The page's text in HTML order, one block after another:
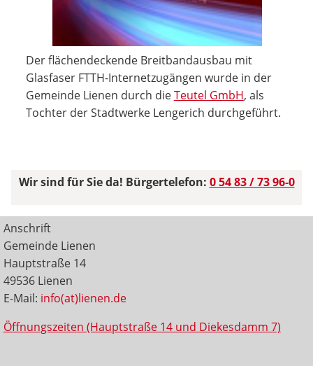
Der flächendeckende Breitbandausbau mit
Glasfaser FTTH-Internetzugängen wurde in der
Gemeinde Lienen durch dieTeutel GmbH, als
Tochter der Stadtwerke Lengerich durchgeführt.
Wir sind für Sie da! Bürgertelefon: 0 54 83 / 73 96-0
Anschrift
Gemeinde Lienen
Hauptstraße 14
49536 Lienen
E-Mail: info(at)lienen.de
Öffnungszeiten (Hauptstraße 14 und Diekesdamm 7)